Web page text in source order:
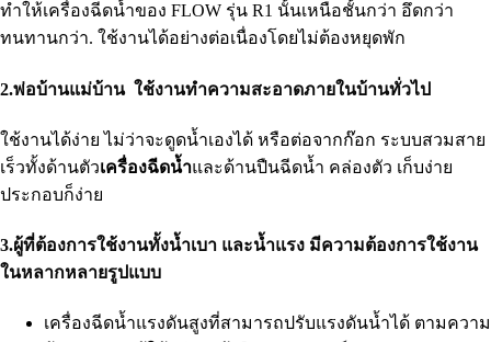
ทำให้เครื่องฉีดน้ำของ FLOW รุ่น R1 นั้นเหนือชั้นกว่า อึดกว่า
ทนทานกว่า. ใช้งานได้อย่างต่อเนื่องโดยไม่ต้องหยุดพัก
2.พ่อบ้านแม่บ้าน ใช้งานทำความสะอาดภายในบ้านทั่วไป
ใช้งานได้ง่าย ไม่ว่าจะดูดน้ำเองได้ หรือต่อจากก๊อก ระบบสวมสาย
เร็วทั้งด้านตัวเครื่องฉีดน้ำและด้านปืนฉีดน้ำ คล่องตัว เก็บง่าย
ประกอบก็ง่าย
3.ผู้ที่ต้องการใช้งานทั้งน้ำเบา และน้ำแรง มีความต้องการใช้งาน
ในหลากหลายรูปแบบ
เครื่องฉีดน้ำแรงดันสูงที่สามารถปรับแรงดันน้ำได้ ตามความ